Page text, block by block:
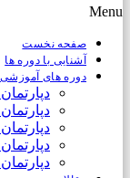
Menu
صفحه نخست
آشنایی با دوره ها
دوره های آموزشی